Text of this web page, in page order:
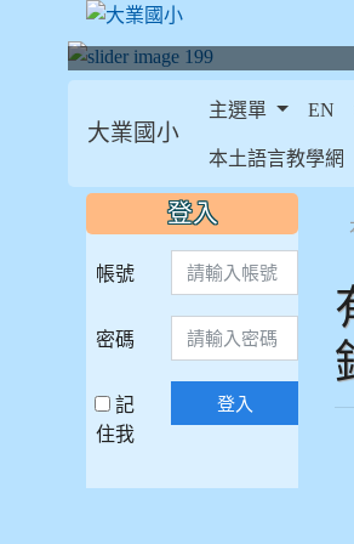
大業國小
主選單 EN
本土語言教學網
::: 登入
帳號
密碼
記
住我
登入